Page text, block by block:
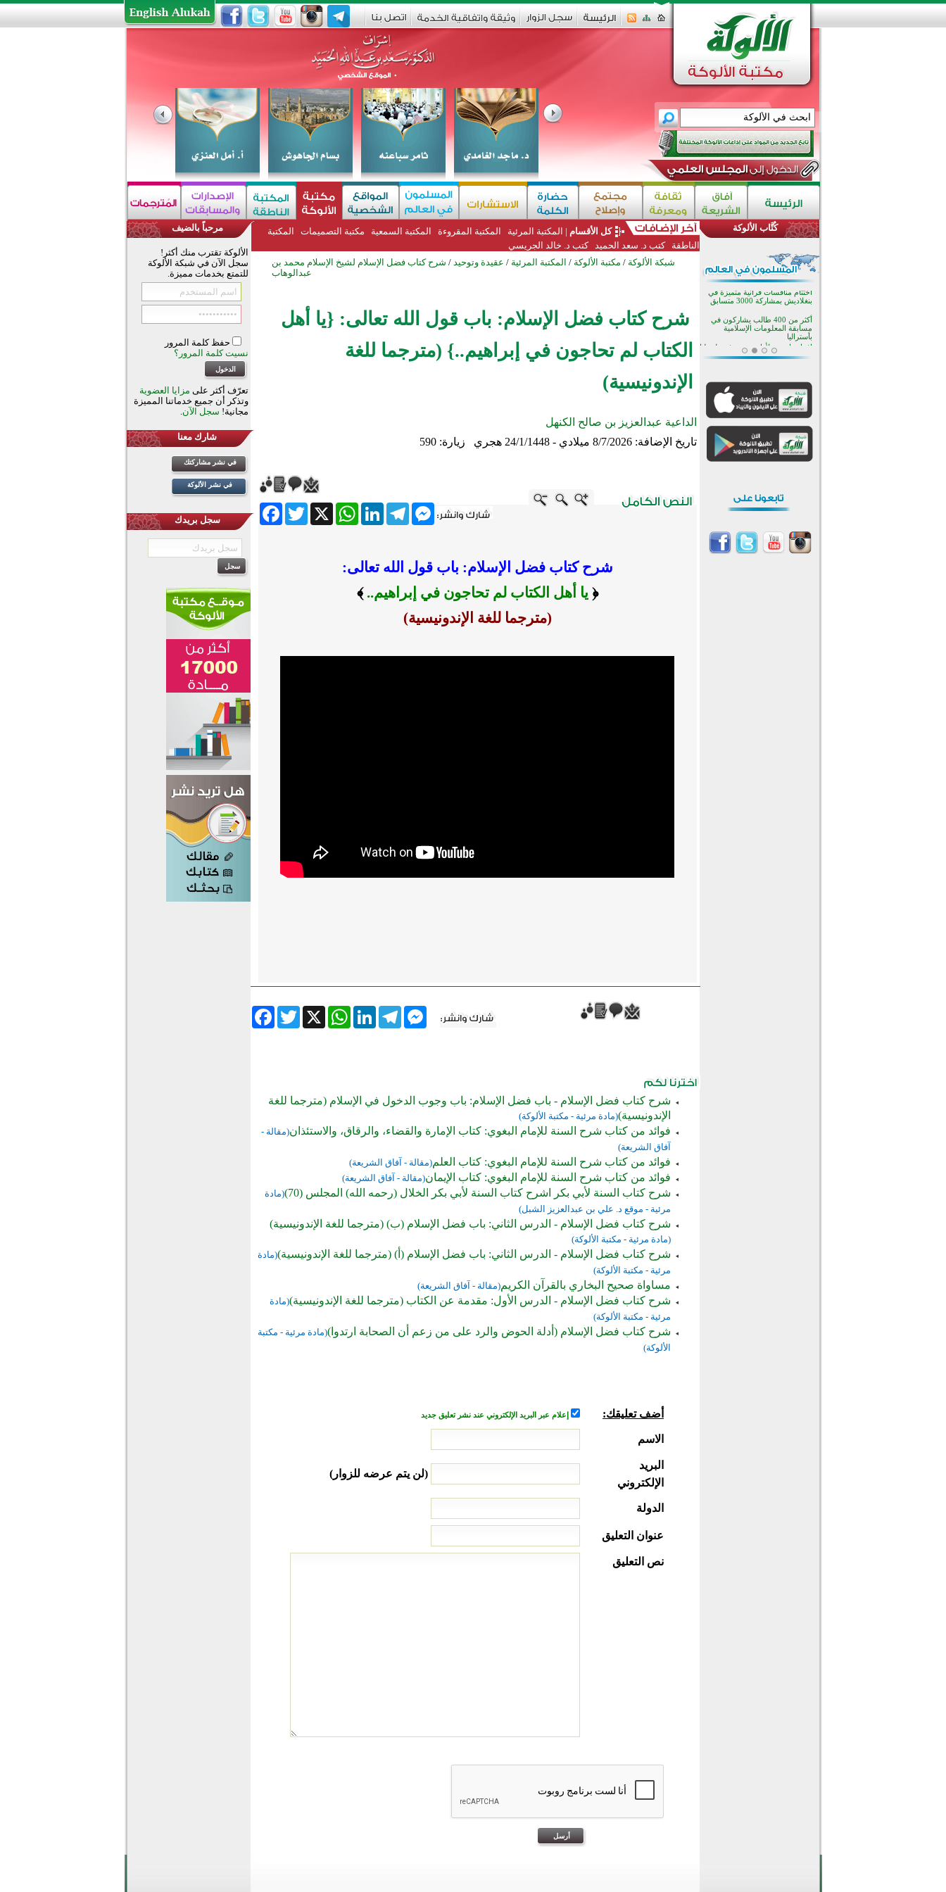
كل الأقسام | المكتبة المرئية المكتبة المقروءة المكتبة السمعية مكتبة التصميمات
المكتبة
الناطقة كتب د. سعد الحميد
كتب د. خالد الجريسي
شبكة الألوكة / مكتبة الألوكة / المكتبة المرئية / عقيدة وتوحيد / شرح كتاب فضل الإسلام لشيخ الإسلام محمد بن
عبدالوهاب
شرح كتاب فضل الإسلام: باب قول الله تعالى: {يا أهل
الكتاب لم تحاجون في إبراهيم..} (مترجما للغة
الإندونيسية)
الداعية عبدالعزيز بن صالح الكنهل
تاريخ الإضافة:8/7/2026 ميلادي - 24/1/1448 هجري زيارة: 590
FacebookTwitter X
WhatsAppLinkedInTelegram
Messenger
شرح كتاب فضل الإسلام: باب قول الله تعالى:
﴿ يا أهل الكتاب لم تحاجون في إبراهيم.. ﴾
(مترجما للغة الإندونيسية)
FacebookTwitter X
WhatsAppLinkedInTelegram
Messenger
شرح كتاب فضل الإسلام - باب فضل الإسلام: باب وجوب الدخول في الإسلام (مترجما للغة
الإندونيسية)(مادة مرئية - مكتبة الألوكة)
فوائد من كتاب شرح السنة للإمام البغوي: كتاب الإمارة والقضاء، والرقاق، والاستئذان(مقالة -
آفاق الشريعة)
فوائد من كتاب شرح السنة للإمام البغوي: كتاب العلم(مقالة - آفاق الشريعة)
فوائد من كتاب شرح السنة للإمام البغوي: كتاب الإيمان(مقالة - آفاق الشريعة)
شرح كتاب السنة لأبي بكر اشرح كتاب السنة لأبي بكر الخلال (رحمه الله) المجلس (70)
(مادة
مرئية - موقع د. علي بن عبدالعزيز الشبل)
شرح كتاب فضل الإسلام - الدرس الثاني: باب فضل الإسلام (ب) (مترجما للغة الإندونيسية)
(مادة مرئية - مكتبة الألوكة)
شرح كتاب فضل الإسلام - الدرس الثاني: باب فضل الإسلام (أ) (مترجما للغة الإندونيسية)(مادة
مرئية - مكتبة الألوكة)
مساواة صحيح البخاري بالقرآن الكريم(مقالة - آفاق الشريعة)
شرح كتاب فضل الإسلام - الدرس الأول: مقدمة عن الكتاب (مترجما للغة الإندونيسية)(مادة
مرئية - مكتبة الألوكة)
شرح كتاب فضل الإسلام (أدلة الحوض والرد على من زعم أن الصحابة ارتدوا)(مادة مرئية - مكتبة
الألوكة)
أضف تعليقك: إعلام عبر البريد الإلكتروني عند نشر تعليق جديد
الاسم
البريد
الإلكتروني
(لن يتم عرضه للزوار)
الدولة
عنوان التعليق
نص التعليق
مرحباً بالضيف
الألوكة تقترب منك أكثر!
سجل الآن في شبكة الألوكة
للتمتع بخدمات مميزة.
حفظ كلمة المرور
نسيت كلمة المرور؟
تعرّف أكثر على مزايا العضوية
وتذكر أن جميع خدماتنا المميزة
مجانية! سجل الآن.
شارك معنا
في نشر مشاركتك
في نشر الألوكة
سجل بريدك
كُتَّاب الألوكة
اختتام الدورة التاسعة لمسابقة حفظ
وتلاوة القرآن الكريم في أزناكاييف
تيسليتش تختتم برنامجا تعليميا لتعزيز
القيم وبناء الشخصية للشباب
المسلمين
أكثر من 400 طالب يشاركون في
مسابقة المعلومات الإسلامية
افتتاح تاريخي لأول مسجد في بلييفليا
بالجبل الأسود منذ أكثر من قرن
منطقة ريبوفسي تحتفل بميلاد
مسجد جديد في أجواء إيمانية مميزة
أكبر مشروع إسلامي في ريف
أستراليا يفتتح أبوابه بعد سنوات من
الصيفية للمسلمين في بينزا
وساراتوف وموردوفيا هذا العام
اختتام الدورة التاسعة لمسابقة حفظ
وتلاوة القرآن الكريم في أزناكاييف
تيسليتش تختتم برنامجا تعليميا لتعزيز
القيم وبناء الشخصية للشباب
المسلمين
اختتام منافسات قرآنية متميزة في
مسابقة المعلومات الإسلامية
بأستراليا